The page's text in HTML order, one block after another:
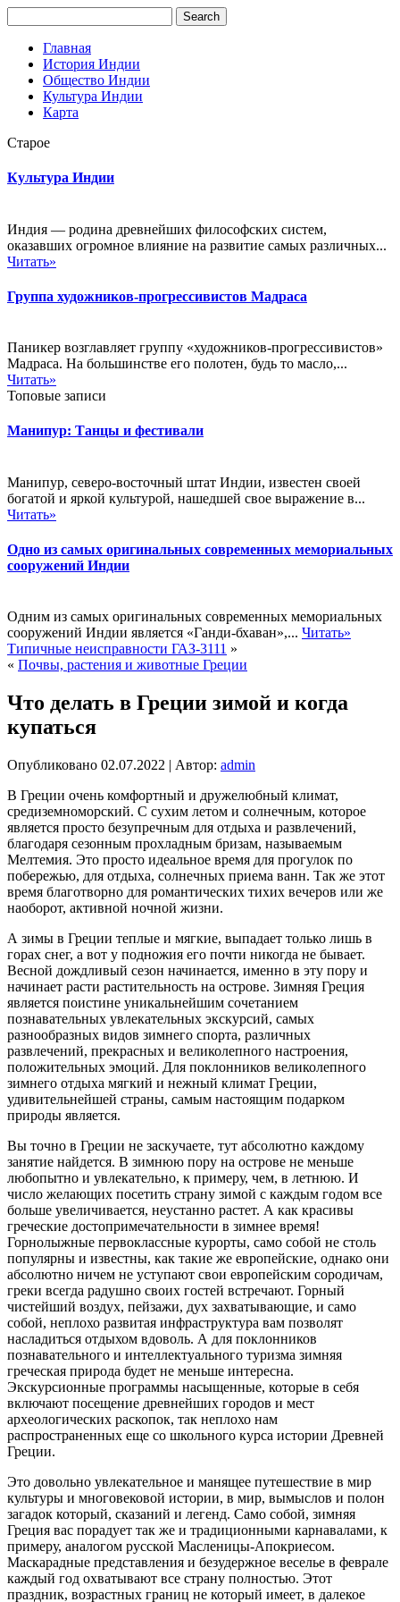
Главная
История Индии
Общество Индии
Культура Индии
Карта
Старое
Культура Индии
Индия — родина древнейших философских систем,
оказавших огромное влияние на развитие самых различных...
Читать»
Группа художников-прогрессивистов Мадраса
Паникер возглавляет группу «художников-прогрессивистов»
Мадраса. На большинстве его полотен, будь то масло,...
Читать»
Топовые записи
Манипур: Танцы и фестивали
Манипур, северо-восточный штат Индии, известен своей
богатой и яркой культурой, нашедшей свое выражение в...
Читать»
Одно из самых оригинальных современных мемориальных
сооружений Индии
Одним из самых оригинальных современных мемориальных
сооружений Индии является «Ганди-бхаван»,... Читать»
Типичные неисправности ГАЗ-3111 »
« Почвы, растения и животные Греции
Что делать в Греции зимой и когда
купаться
Опубликовано 02.07.2022 | Автор: admin
В Греции очень комфортный и дружелюбный климат,
средиземноморский. С сухим летом и солнечным, которое
является просто безупречным для отдыха и развлечений,
благодаря сезонным прохладным бризам, называемым
Мелтемия. Это просто идеальное время для прогулок по
побережью, для отдыха, солнечных приема ванн. Так же этот
время благотворно для романтических тихих вечеров или же
наоборот, активной ночной жизни.
А зимы в Греции теплые и мягкие, выпадает только лишь в
горах снег, а вот у подножия его почти никогда не бывает.
Весной дождливый сезон начинается, именно в эту пору и
начинает расти растительность на острове. Зимняя Греция
является поистине уникальнейшим сочетанием
познавательных увлекательных экскурсий, самых
разнообразных видов зимнего спорта, различных
развлечений, прекрасных и великолепного настроения,
положительных эмоций. Для поклонников великолепного
зимнего отдыха мягкий и нежный климат Греции,
удивительнейшей страны, самым настоящим подарком
природы является.
Вы точно в Греции не заскучаете, тут абсолютно каждому
занятие найдется. В зимнюю пору на острове не меньше
любопытно и увлекательно, к примеру, чем, в летнюю. И
число желающих посетить страну зимой с каждым годом все
больше увеличивается, неустанно растет. А как красивы
греческие достопримечательности в зимнее время!
Горнолыжные первоклассные курорты, само собой не столь
популярны и известны, как такие же европейские, однако они
абсолютно ничем не уступают свои европейским сородичам,
греки всегда радушно своих гостей встречают. Горный
чистейший воздух, пейзажи, дух захватывающие, и само
собой, неплохо развитая инфраструктура вам позволят
насладиться отдыхом вдоволь. А для поклонников
познавательного и интеллектуального туризма зимняя
греческая природа будет не меньше интересна.
Экскурсионные программы насыщенные, которые в себя
включают посещение древнейших городов и мест
археологических раскопок, так неплохо нам
распространенных еще со школьного курса истории Древней
Греции.
Это довольно увлекательное и манящее путешествие в мир
культуры и многовековой истории, в мир, вымыслов и полон
загадок который, сказаний и легенд. Само собой, зимняя
Греция вас порадует так же и традиционными карнавалами, к
примеру, аналогом русской Масленицы-Апокриесом.
Маскарадные представления и безудержное веселье в феврале
каждый год охватывают все страну полностью. Этот
праздник, возрастных границ не который имеет, в далекое